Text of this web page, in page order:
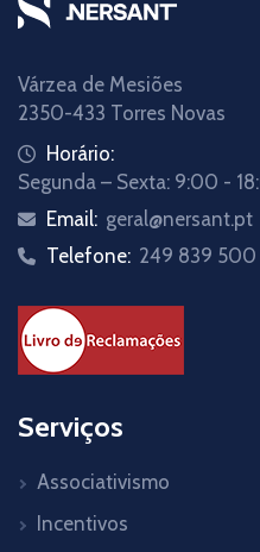
Várzea de Mesiões
2350-433 Torres Novas
Horário:
Segunda – Sexta: 9:00 -
Email: geral@nersant.pt
Telefone: 249 839 500
Serviços
Associativismo
Incentivos